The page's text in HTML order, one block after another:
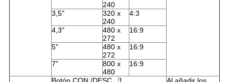
240
3,5"
320 x
240
4:3
4,3"
480 x
272
16:9
5"
480 x
272
16:9
7"
800 x
480
16:9